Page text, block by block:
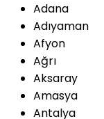
Adana
Adıyaman
Afyon
Ağrı
Aksaray
Amasya
Antalya